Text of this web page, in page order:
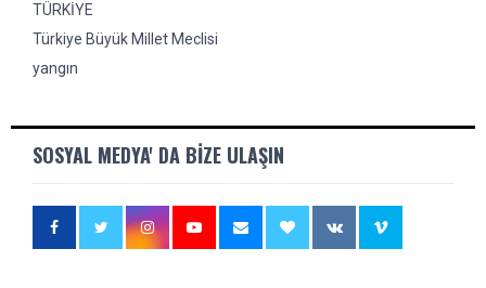
TÜRKİYE
Türkiye Büyük Millet Meclisi
yangın
SOSYAL MEDYA' DA BIZE ULAŞIN